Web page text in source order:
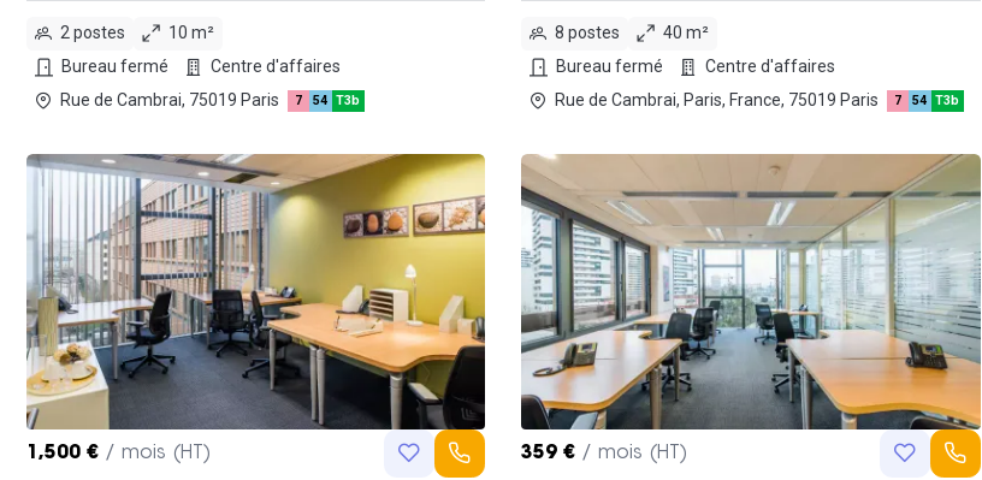
2 postes
10 m²
Bureau fermé
Centre d'affaires
Rue de Cambrai, 75019 Paris
7 54 T3b
8 postes
40 m²
Bureau fermé
Centre d'affaires
Rue de Cambrai, Paris, France, 75019 Paris
7 54 T3b
1,500 € / mois (HT) 359 € / mois (HT)